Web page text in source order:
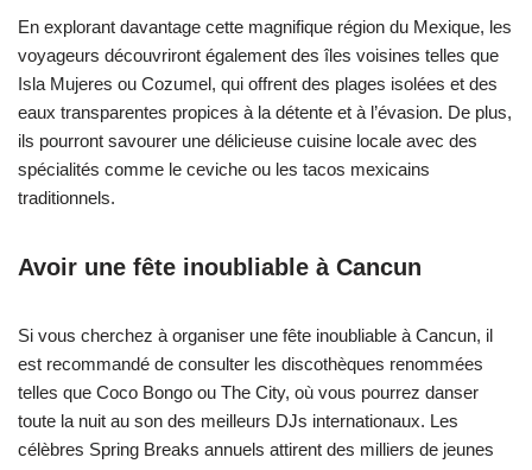
En explorant davantage cette magnifique région du Mexique, les
voyageurs découvriront également des îles voisines telles que
Isla Mujeres ou Cozumel, qui offrent des plages isolées et des
eaux transparentes propices à la détente et à l’évasion. De plus,
ils pourront savourer une délicieuse cuisine locale avec des
spécialités comme le ceviche ou les tacos mexicains
traditionnels.
Avoir une fête inoubliable à Cancun
Si vous cherchez à organiser une fête inoubliable à Cancun, il
est recommandé de consulter les discothèques renommées
telles que Coco Bongo ou The City, où vous pourrez danser
toute la nuit au son des meilleurs DJs internationaux. Les
célèbres Spring Breaks annuels attirent des milliers de jeunes